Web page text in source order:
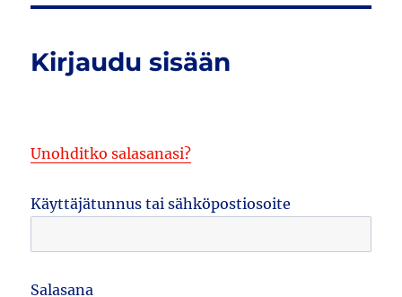
Kirjaudu sisään
Unohditko salasanasi?
Käyttäjätunnus tai sähköpostiosoite
Salasana